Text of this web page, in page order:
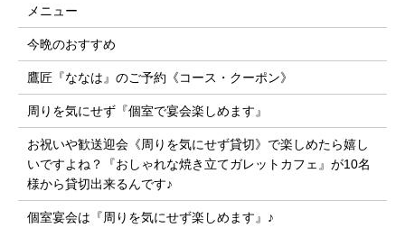
メニュー
今晩のおすすめ
鷹匠『ななは』のご予約《コース・クーポン》
周りを気にせず『個室で宴会楽しめます』
お祝いや歓送迎会《周りを気にせず貸切》で楽しめたら嬉し
いですよね？『おしゃれな焼き立てガレットカフェ』が10名
様から貸切出来るんです♪
個室宴会は『周りを気にせず楽しめます』♪